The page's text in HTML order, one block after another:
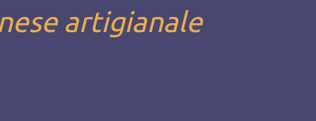
artigianale